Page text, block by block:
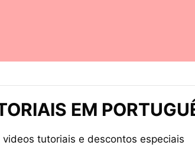
EM
tutoriais e descontos especiais